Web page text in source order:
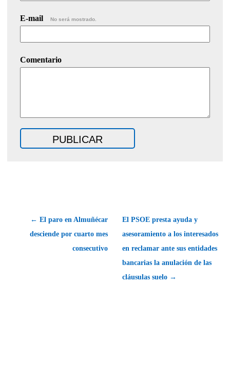
E-mail No será mostrado.
Comentario
← El paro en Almuñécar
desciende por cuarto mes
consecutivo
El PSOE presta ayuda y
asesoramiento a los interesados
en reclamar ante sus entidades
bancarias la anulación de las
cláusulas suelo →